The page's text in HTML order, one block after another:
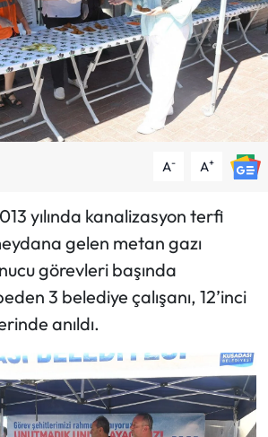
A- A+
yılında kanalizasyon terfi
gelen metan gazı
görevleri başında
3 belediye çalışanı, 12’inci
anıldı.